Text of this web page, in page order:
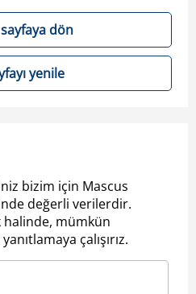
dön
yenile
bizim için Mascus
değerli verilerdir.
mümkün
çalışırız.